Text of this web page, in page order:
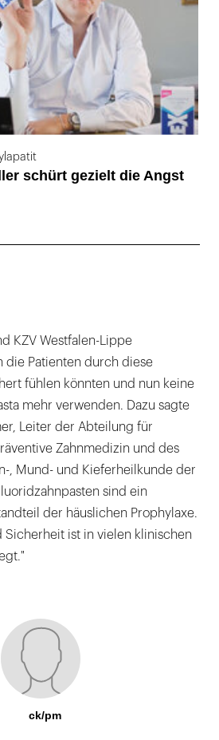
schürt gezielt die Angst
KZV Westfalen-Lippe
die Patienten durch diese
fühlen könnten und nun keine
mehr verwenden. Dazu sagte
Leiter der Abteilung für
Zahnmedizin und des
, Mund- und Kieferheilkunde der
sind ein
der häuslichen Prophylaxe.
Sicherheit ist in vielen klinischen
ck/pm